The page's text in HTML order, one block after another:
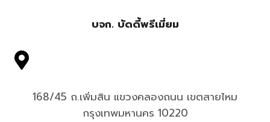
บจก. บัดดี้พรีเมี่ยม
168/45 ถ.เพิ่มสิน แขวงคลองถนน เขตสายไหม
กรุงเทพมหานคร 10220